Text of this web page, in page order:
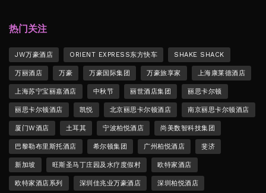
热门关注
JW万豪酒店 ORIENT EXPRESS东方快车 SHAKE SHACK
万丽酒店 万豪 万豪国际集团 万豪旅享家 上海康莱德酒店
上海苏宁宝丽嘉酒店 中秋节 丽世酒店集团 丽思卡尔顿
丽思卡尔顿酒店 凯悦 北京丽思卡尔顿酒店 南京丽思卡尔顿酒店
厦门W酒店 土耳其 宁波柏悦酒店 尚美数智科技集团
巴黎勒布里斯托酒店 希尔顿集团 广州柏悦酒店 斐济
新加坡 旺斯圣马丁庄园及水疗度假村 欧特家酒店
欧特家酒店系列 深圳佳兆业万豪酒店 深圳柏悦酒店